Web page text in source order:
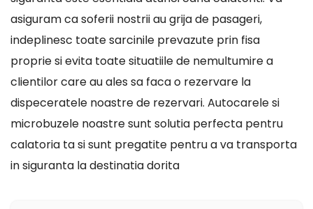
asiguram ca soferii nostrii au grija de pasageri,
indeplinesc toate sarcinile prevazute prin fisa
proprie si evita toate situatiile de nemultumire a
clientilor care au ales sa faca o rezervare la
dispeceratele noastre de rezervari. Autocarele si
microbuzele noastre sunt solutia perfecta pentru
calatoria ta si sunt pregatite pentru a va transporta
in siguranta la destinatia dorita